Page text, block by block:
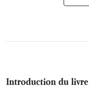
Introduction du livre